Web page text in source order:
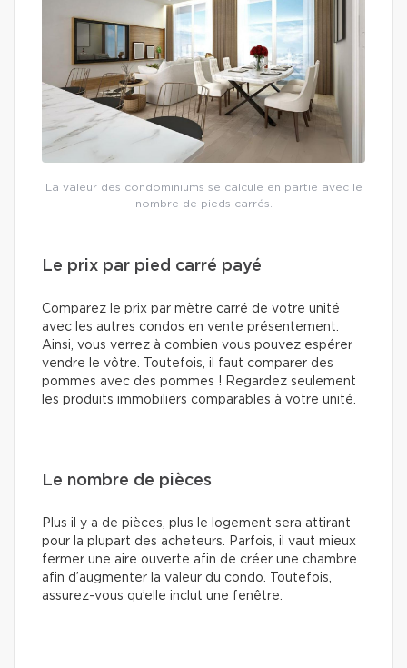
La valeur des condominiums se calcule en partie avec le
nombre de pieds carrés.
Le prix par pied carré payé
Comparez le prix par mètre carré de votre unité
avec les autres condos en vente présentement.
Ainsi, vous verrez à combien vous pouvez espérer
vendre le vôtre. Toutefois, il faut comparer des
pommes avec des pommes ! Regardez seulement
les produits immobiliers comparables à votre unité.
Le nombre de pièces
Plus il y a de pièces, plus le logement sera attirant
pour la plupart des acheteurs. Parfois, il vaut mieux
fermer une aire ouverte afin de créer une chambre
afin d’augmenter la valeur du condo. Toutefois,
assurez-vous qu’elle inclut une fenêtre.